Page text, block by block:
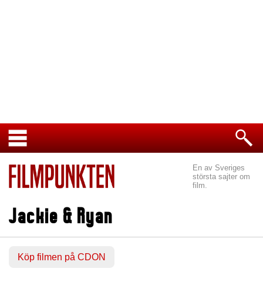
En av Sveriges
största sajter om
film.
Jackie & Ryan
Köp filmen på CDON